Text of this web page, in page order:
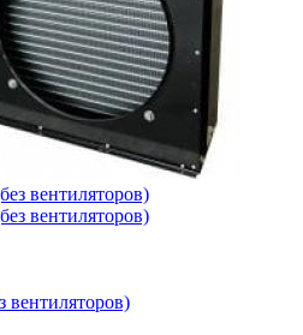
вентиляторов)